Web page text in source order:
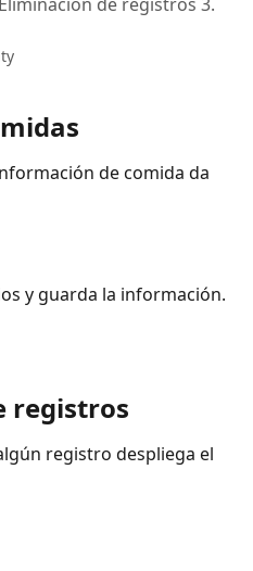
de comida da
y guarda la información.
registros
registro despliega el